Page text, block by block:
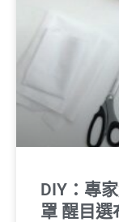
DIY：專
罩 醒目選